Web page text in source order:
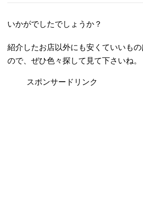
いかがでしたでしょうか？
紹介したお店以外にも安くていいも
ので、ぜひ色々探して見て下さいね。
スポンサードリンク